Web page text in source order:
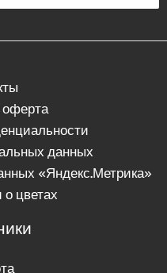
данных
«Яндекс.Метрика»
цветах